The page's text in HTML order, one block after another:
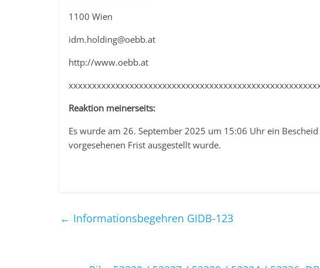
1100 Wien
idm.holding@oebb.at
http://www.oebb.at
Reaktion meinerseits:
Es wurde am 26. September 2025 um 15:06 Uhr ein
vorgesehenen Frist ausgestellt wurde.
← Informationsbegehren GIDB-123